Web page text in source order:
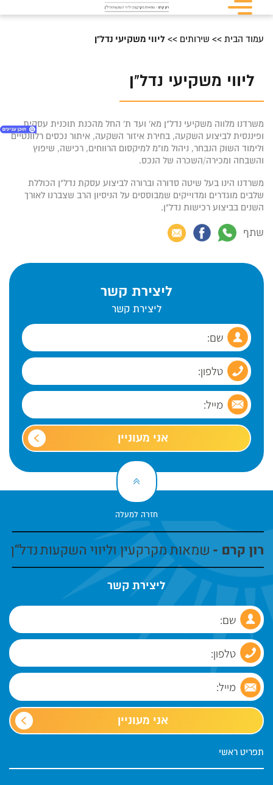
1. ליווי משקיעי נדל"ן
2. ליצירת קשר
3. ליצירת קשר
4. ליצירת קשר
5. ליצירת קשר
עמוד הבית >> שירותים >> ליווי משקיעי נדל"ן
ליווי משקיעי נדל"ן
משרדנו מלווה משקיעי נדל"ן מא' ועד ת' החל מהכנת תוכנית עסקית
ופיננסית לביצוע השקעה, בחירת איזור השקעה, איתור נכסים רלוונטיים
ולימוד השוק הנבחר, ניהול מו"מ למיקסום הרווחים, רכישה, שיפוץ
והשבחה ומכירה/השכרה של הנכס.
משרדנו הינו בעל שיטה סדורה וברורה לביצוע עסקת נדל"ן הכוללת
שלבים מוגדרים ומדוייקים שמבוססים על הניסיון הרב שצברנו לאורך
השנים בביצוע רכישות נדל"ן.
שתף
ליצירת קשר
ליצירת קשר
אני מעוניין
חזרה למעלה
ליצירת קשר
אני מעוניין
תפריט ראשי